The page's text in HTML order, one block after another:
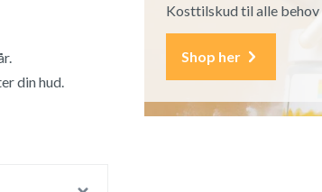
din hud.
Kosttilskud til alle behov
Shop her